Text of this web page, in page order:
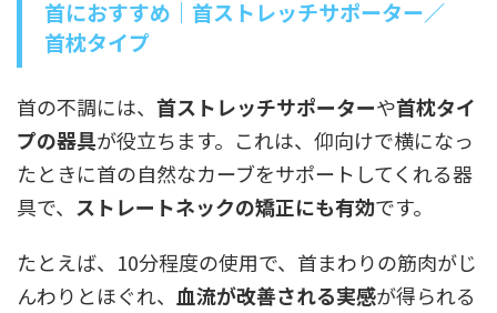
首におすすめ｜首ストレッチサポーター／
首枕タイプ
首の不調には、 首ストレッチサポーターや首枕タイ
プの器具が役立ちます。これは、仰向けで横になっ
たときに首の自然なカーブをサポートしてくれる器
具で、 ストレートネックの矯正にも有効です。
たとえば、10分程度の使用で、首まわりの筋肉がじ
んわりとほぐれ、 血流が改善される実感が得られる